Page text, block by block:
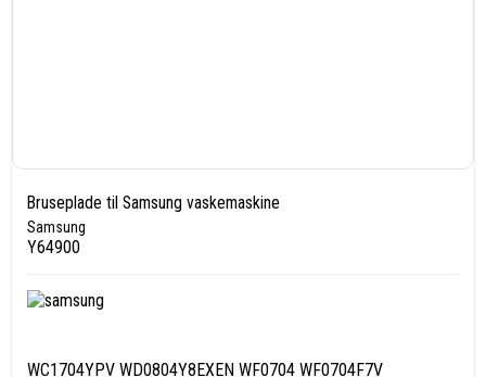
Bruseplade til Samsung vaskemaskine
Samsung
Y64900
WC1704YPV WD0804Y8EXEN WF0704 WF0704F7V